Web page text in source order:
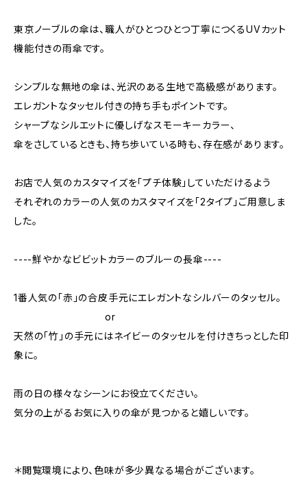
東京ノーブルの傘は、職人がひとつひとつ丁寧につくるUVカット
機能付きの雨傘です。
シンプルな無地の傘は、光沢のある生地で高級感があります。
エレガントなタッセル付きの持ち手もポイントです。
シャープなシルエットに優しげなスモーキーカラー、
傘をさしているときも、持ち歩いている時も、存在感があります。
お店で人気のカスタマイズを「プチ体験」していただけるよう
それぞれのカラーの人気のカスタマイズを「2タイプ」ご用意しま
した。
----鮮やかなビビットカラーのブルーの長傘----
1番人気の「赤」の合皮手元にエレガントなシルバーのタッセル。
or
天然の「竹」の手元にはネイビーのタッセルを付けきちっとした印
象に。
雨の日の様々なシーンにお役立てください。
気分の上がるお気に入りの傘が見つかると嬉しいです。
＊閲覧環境により、色味が多少異なる場合がございます。